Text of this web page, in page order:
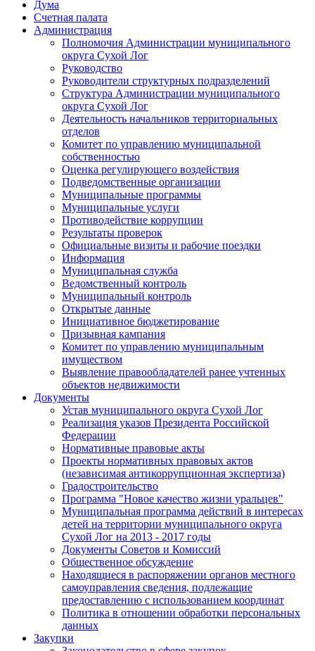
Дума
Счетная палата
Администрация
Полномочия Администрации муниципального
округа Сухой Лог
Руководство
Руководители структурных подразделений
Структура Администрации муниципального
округа Сухой Лог
Деятельность начальников территориальных
отделов
Комитет по управлению муниципальной
собственностью
Оценка регулирующего воздействия
Подведомственные организации
Муниципальные программы
Муниципальные услуги
Противодействие коррупции
Результаты проверок
Официальные визиты и рабочие поездки
Информация
Муниципальная служба
Ведомственный контроль
Муниципальный контроль
Открытые данные
Инициативное бюджетирование
Призывная кампания
Комитет по управлению муниципальным
имуществом
Выявление правообладателей ранее учтенных
объектов недвижимости
Документы
Устав муниципального округа Сухой Лог
Реализация указов Президента Российской
Федерации
Нормативные правовые акты
Проекты нормативных правовых актов
(независимая антикоррупционная экспертиза)
Градостроительство
Программа "Новое качество жизни уральцев"
Муниципальная программа действий в интересах
детей на территории муниципального округа
Сухой Лог на 2013 - 2017 годы
Документы Советов и Комиссий
Общественное обсуждение
Находящиеся в распоряжении органов местного
самоуправления сведения, подлежащие
предоставлению с использованием координат
Политика в отношении обработки персональных
данных
Закупки